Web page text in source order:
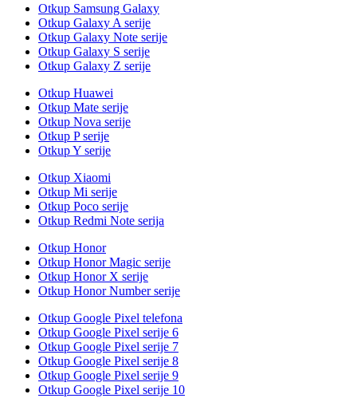
Otkup Samsung Galaxy
Otkup Galaxy A serije
Otkup Galaxy Note serije
Otkup Galaxy S serije
Otkup Galaxy Z serije
Otkup Huawei
Otkup Mate serije
Otkup Nova serije
Otkup P serije
Otkup Y serije
Otkup Xiaomi
Otkup Mi serije
Otkup Poco serije
Otkup Redmi Note serija
Otkup Honor
Otkup Honor Magic serije
Otkup Honor X serije
Otkup Honor Number serije
Otkup Google Pixel telefona
Otkup Google Pixel serije 6
Otkup Google Pixel serije 7
Otkup Google Pixel serije 8
Otkup Google Pixel serije 9
Otkup Google Pixel serije 10